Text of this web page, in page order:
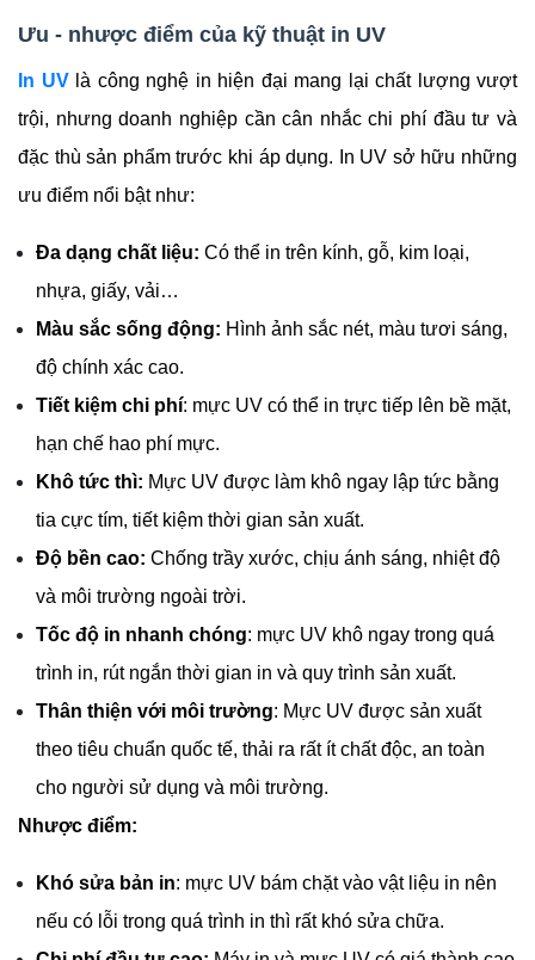
Ưu - nhược điểm của kỹ thuật in UV
In UV là công nghệ in hiện đại mang lại chất lượng vượt
trội, nhưng doanh nghiệp cần cân nhắc chi phí đầu tư và
đặc thù sản phẩm trước khi áp dụng. In UV sở hữu những
ưu điểm nổi bật như:
Đa dạng chất liệu: Có thể in trên kính, gỗ, kim loại,
nhựa, giấy, vải…
Màu sắc sống động: Hình ảnh sắc nét, màu tươi sáng,
độ chính xác cao.
Tiết kiệm chi phí: mực UV có thể in trực tiếp lên bề mặt,
hạn chế hao phí mực.
Khô tức thì: Mực UV được làm khô ngay lập tức bằng
tia cực tím, tiết kiệm thời gian sản xuất.
Độ bền cao: Chống trầy xước, chịu ánh sáng, nhiệt độ
và môi trường ngoài trời.
Tốc độ in nhanh chóng: mực UV khô ngay trong quá
trình in, rút ngắn thời gian in và quy trình sản xuất.
Thân thiện với môi trường: Mực UV được sản xuất
theo tiêu chuẩn quốc tế, thải ra rất ít chất độc, an toàn
cho người sử dụng và môi trường.
Nhược điểm:
Khó sửa bản in: mực UV bám chặt vào vật liệu in nên
nếu có lỗi trong quá trình in thì rất khó sửa chữa.